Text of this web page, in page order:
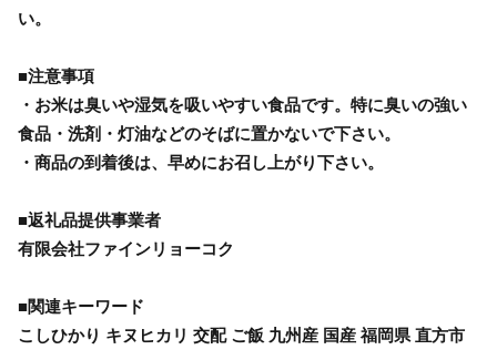
い。
■注意事項
・お米は臭いや湿気を吸いやすい食品です。特に臭いの強い
食品・洗剤・灯油などのそばに置かないで下さい。
・商品の到着後は、早めにお召し上がり下さい。
■返礼品提供事業者
有限会社ファインリョーコク
■関連キーワード
こしひかり キヌヒカリ 交配 ご飯 九州産 国産 福岡県 直方市